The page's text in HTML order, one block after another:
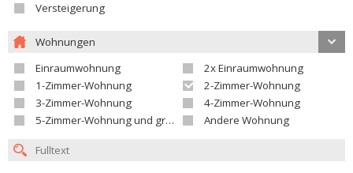
Versteigerung
Wohnungen
Einraumwohnung
2x Einraumwohnung
1-Zimmer-Wohnung
2-Zimmer-Wohnung
3-Zimmer-Wohnung
4-Zimmer-Wohnung
5-Zimmer-Wohnung und größer
Andere Wohnung